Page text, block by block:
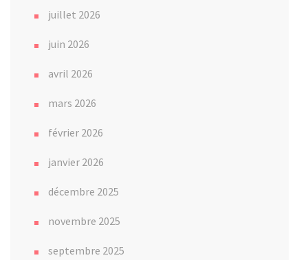
juillet 2026
juin 2026
avril 2026
mars 2026
février 2026
janvier 2026
décembre 2025
novembre 2025
septembre 2025